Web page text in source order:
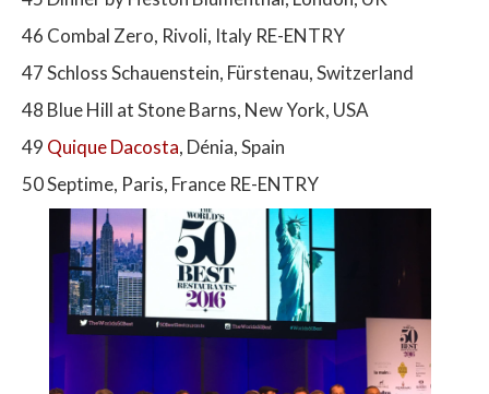
46 Combal Zero, Rivoli, Italy RE-ENTRY
47 Schloss Schauenstein, Fürstenau, Switzerland
48 Blue Hill at Stone Barns, New York, USA
49 Quique Dacosta, Dénia, Spain
50 Septime, Paris, France RE-ENTRY